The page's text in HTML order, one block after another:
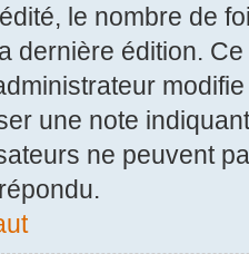
le nombre de
dernière édition.
une note
ne peuvent